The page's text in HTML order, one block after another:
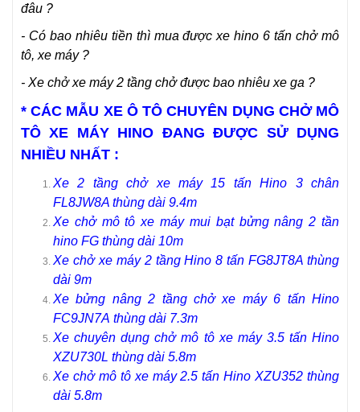
đâu ?
- Có bao nhiêu tiền thì mua được xe hino 6 tấn chở mô
tô, xe máy ?
- Xe chở xe máy 2 tầng chở được bao nhiêu xe ga ?
* CÁC MẪU XE Ô TÔ CHUYÊN DỤNG CHỞ MÔ
TÔ XE MÁY HINO ĐANG ĐƯỢC SỬ DỤNG
NHIỀU NHẤT :
Xe 2 tầng chở xe máy 15 tấn Hino 3 chân
FL8JW8A thùng dài 9.4m
Xe chở mô tô xe máy mui bạt bửng nâng 2 tần
hino FG thùng dài 10m
Xe chở xe máy 2 tầng Hino 8 tấn FG8JT8A thùng
dài 9m
Xe bửng nâng 2 tầng chở xe máy 6 tấn Hino
FC9JN7A thùng dài 7.3m
Xe chuyên dụng chở mô tô xe máy 3.5 tấn Hino
XZU730L thùng dài 5.8m
Xe chở mô tô xe máy 2.5 tấn Hino XZU352 thùng
dài 5.8m